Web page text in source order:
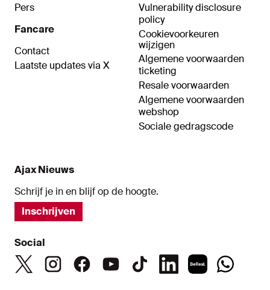
Pers
Fancare
Contact
Laatste updates via X
Vulnerability disclosure
policy
Cookievoorkeuren
wijzigen
Algemene voorwaarden
ticketing
Resale voorwaarden
Algemene voorwaarden
webshop
Sociale gedragscode
Ajax Nieuws
Schrijf je in en blijf op de hoogte.
Inschrijven
Social